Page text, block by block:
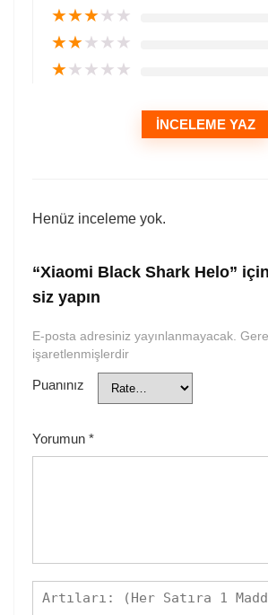
★★★★★
★★★★★
★★★★★
İNCELEME YAZ
Henüz inceleme yok.
“Xiaomi Black Shark Helo”
siz yapın
E-posta adresiniz yayınlanmayacak.
işaretlenmişlerdir
Puanınız
Yorumun *